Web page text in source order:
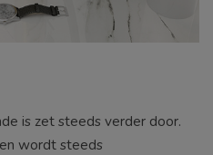
is zet steeds verder door.
wordt steeds